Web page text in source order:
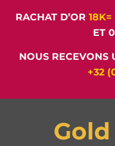
RACHAT D’OR 18K=
ET
NOUS RECEVONS
+32